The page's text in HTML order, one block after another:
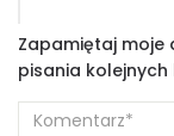
Zapamiętaj moje
pisania